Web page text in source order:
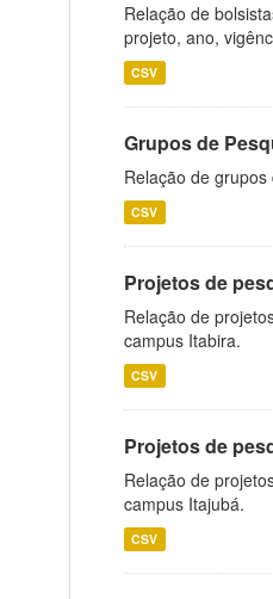
Relação de
projeto, ano,
CSV
Grupos de
Relação de
CSV
Projetos de
Relação de
campus Itabira.
CSV
Projetos de
Relação de
campus Itajubá.
CSV